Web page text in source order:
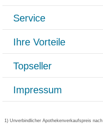
Glossar
Häufig gestellte Fragen
Datenschutz
AGB
Cookie-Einstellungen
Service
Rücksendemöglichkeit
Paketlieferstatus
Versandkosten
Bestellschein ausfüllen
Ihre Vorteile
Rezeptlieferung
Bonusprogramm
Gutschein und Rabatte
Kundenbewertung
Topseller
Grippostad
Bepanthen
Impressum
1) Unverbindlicher Apothekenverkaufspreis nach